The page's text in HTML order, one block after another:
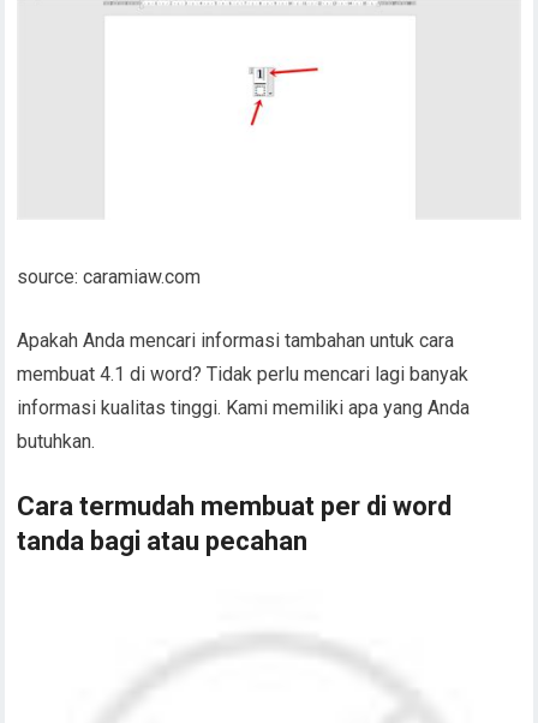
source: caramiaw.com
Apakah Anda mencari informasi tambahan untuk cara
membuat 4.1 di word? Tidak perlu mencari lagi banyak
informasi kualitas tinggi. Kami memiliki apa yang Anda
butuhkan.
Cara termudah membuat per di word
tanda bagi atau pecahan